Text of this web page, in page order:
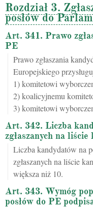
Rozdział 3.
posłów do
Art. 341. Prawo
PE
Prawo zgłaszania
Europejskiego
1) komitetowi
2) koalicyjnemu
3) komitetowi
Art. 342. Liczba
zgłaszanych na
Liczba kandydatów na
zgłaszanych na liście
większa niż 10.
Art. 343. Wymóg
posłów do PE